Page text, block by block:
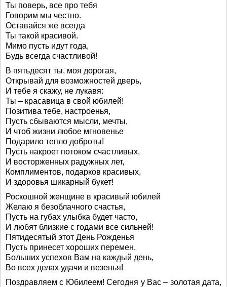
Ты поверь, все про тебя
Говорим мы честно.
Оставайся же всегда
Ты такой красивой.
Мимо пусть идут года,
Будь всегда счастливой!
В пятьдесят ты, моя дорогая,
Открывай для возможностей дверь,
И тебе я скажу, не лукавя:
Ты – красавица в свой юбилей!
Позитива тебе, настроенья,
Пусть сбываются мысли, мечты,
И чтоб жизни любое мгновенье
Подарило тепло доброты!
Пусть накроет потоком счастливых,
И восторженных радужных лет,
Комплиментов, подарков красивых,
И здоровья шикарный букет!
Роскошной женщине в красивый юбилей
Желаю я безоблачного счастья,
Пусть на губах улыбка будет часто,
И любят близкие с годами все сильней!
Пятидесятый этот День Рожденья
Пусть принесет хороших перемен,
Больших успехов Вам на каждый день,
Во всех делах удачи и везенья!
Поздравляем с Юбилеем! Сегодня у Вас – золотая дата,